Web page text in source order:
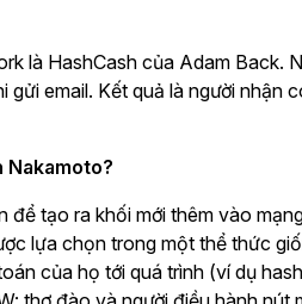
là HashCash của Adam Back.
email. Kết quả là người nhận
Nakamoto?
để tạo ra khối mới thêm vào
lựa chọn trong một thể thức
của họ tới quá trình (ví dụ